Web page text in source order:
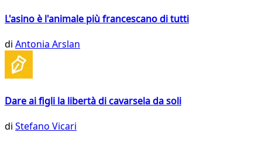
L'asino è l'animale più francescano di tutti
di Antonia Arslan
Dare ai figli la libertà di cavarsela da soli
di Stefano Vicari